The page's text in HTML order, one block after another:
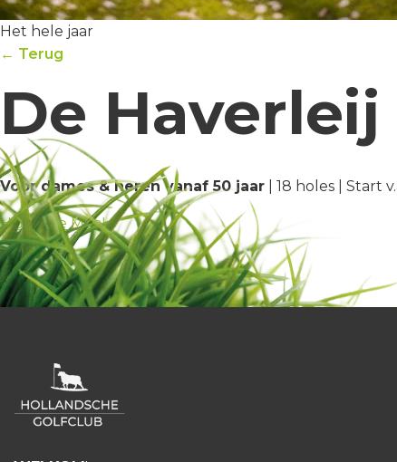
Het hele jaar
← Terug
De
Voor dames & heren vanaf 50 jaar | 18 holes | Start
HGC Doe Mee!